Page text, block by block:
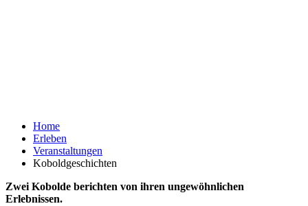
Home
Erleben
Veranstaltungen
Koboldgeschichten
Zwei Kobolde berichten von ihren ungewöhnlichen
Erlebnissen.